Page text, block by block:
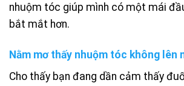
nhuộm tóc giúp mình có một mái
bắt mắt hơn.
Nằm mơ thấy nhuộm tóc không lên
Cho thấy bạn đang dần cảm thấy